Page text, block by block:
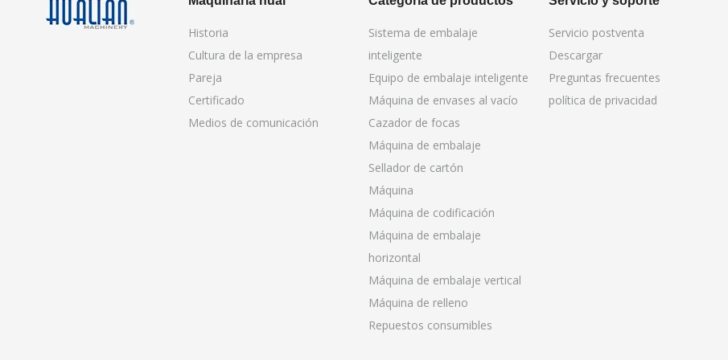
Historia
Cultura de la empresa
Pareja
Certificado
Medios de comunicación
Sistema de embalaje
inteligente
Equipo de embalaje inteligente
Máquina de envases al vacío
Cazador de focas
Máquina de embalaje
Sellador de cartón
Máquina
Máquina de codificación
Máquina de embalaje
horizontal
Máquina de embalaje vertical
Máquina de relleno
Repuestos consumibles
Servicio postventa
Descargar
Preguntas frecuentes
política de privacidad